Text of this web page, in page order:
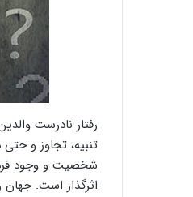
رفتار نادرست
تنبیه، تجاوز و
شخصیت و وجود فرد
اثرگذار است. جهان